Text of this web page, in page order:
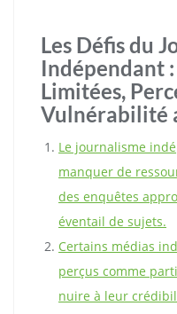
Les Défis du
Indépendant
Limitées,
Vulnérabilité
Le journalisme
manquer de
des enquêtes
éventail de sujets.
Certains médias
perçus comme
nuire à leur